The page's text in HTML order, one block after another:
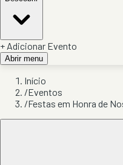
+ Adicionar Evento
Abrir menu
Início
/Eventos
/Festas em Honra de